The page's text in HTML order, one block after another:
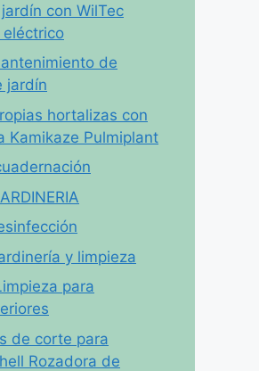
con WilTec
de
jardín
hortalizas con
Kamikaze Pulmiplant
y limpieza
para
de corte para
Rozadora de